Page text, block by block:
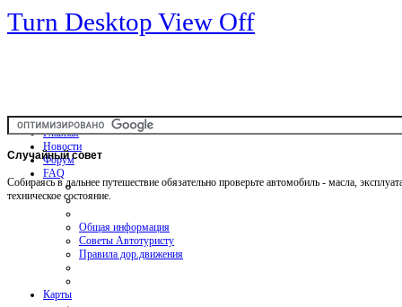
Turn Desktop View Off
Главная
Новости
Форум
FAQ
Общая информация
Советы Автотуристу
Правила дор.движения
Карты
Случайныйсовет
Собираясь в дальнее путешествие обязательно проверьте автомобиль - масла,
техническое состояние.